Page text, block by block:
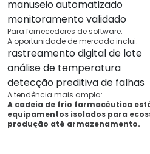
manuseio automatizado
monitoramento validado
Para fornecedores de software:
A oportunidade de mercado inclui:
rastreamento digital de lote
análise de temperatura
detecção preditiva de falhas
A tendência mais ampla:
A cadeia de frio farmacêutica
equipamentos isolados para
produção até armazenamento.